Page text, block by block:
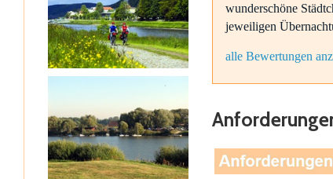
wunderschöne
jeweiligen
alle Bewertungen